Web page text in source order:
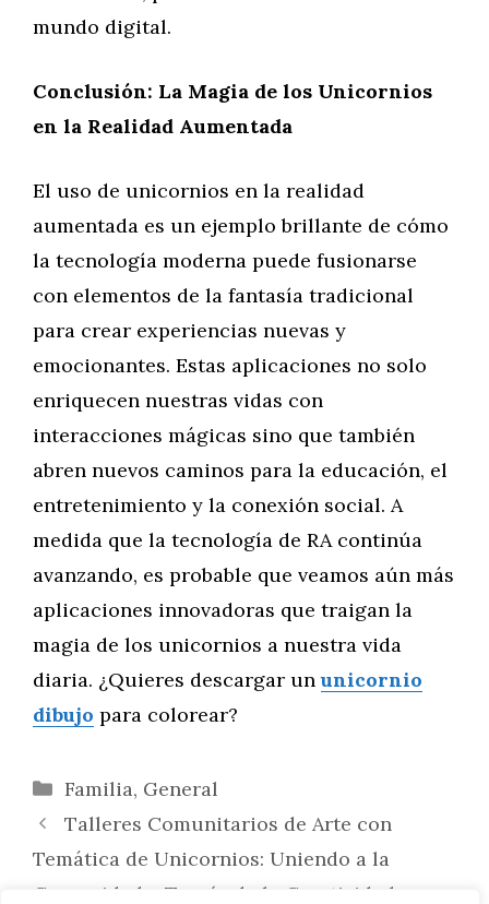
mundo digital.
Conclusión: La Magia de los Unicornios
en la Realidad Aumentada
El uso de unicornios en la realidad
aumentada es un ejemplo brillante de cómo
la tecnología moderna puede fusionarse
con elementos de la fantasía tradicional
para crear experiencias nuevas y
emocionantes. Estas aplicaciones no solo
enriquecen nuestras vidas con
interacciones mágicas sino que también
abren nuevos caminos para la educación, el
entretenimiento y la conexión social. A
medida que la tecnología de RA continúa
avanzando, es probable que veamos aún más
aplicaciones innovadoras que traigan la
magia de los unicornios a nuestra vida
diaria. ¿Quieres descargar ununicornio
dibujo para colorear?
Categorías
Familia, General
Talleres Comunitarios de Arte con
Temática de Unicornios: Uniendo a la
Comunidad a Través de la Creatividad